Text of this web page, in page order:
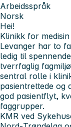
Arbeidsspråk
Norsk
Hei!
Klinikk for
Levanger har to
ledig til
tverrfaglig
sentral rolle i
pasientrettede og
god pasientflyt,
faggrupper.
KMR ved